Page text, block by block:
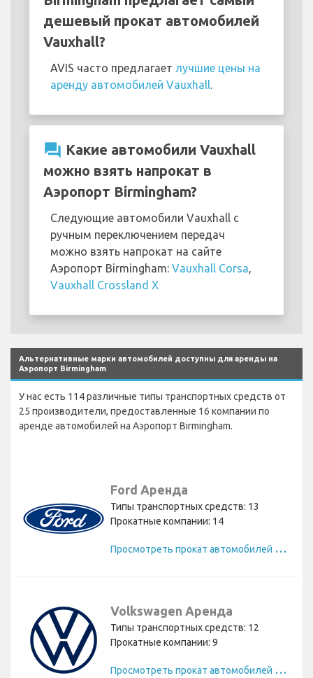
дешевый прокат автомобилей
Vauxhall?
AVIS часто предлагает лучшие цены на
аренду автомобилей Vauxhall
question_answer Какие автомобили Vauxhall
можно взять напрокат в
Аэропорт Birmingham?
Следующие автомобили Vauxhall с
ручным переключением передач
можно взять напрокат на сайте
Аэропорт Birmingham: Vauxhall Corsa
Vauxhall Crossland X
Альтернативные марки автомобилей доступны для аренды на
Аэропорт Birmingham
У нас есть 114 различные типы транспортных средств от
25 производители, предоставленные 16 компании по
аренде автомобилей на Аэропорт Birmingham.
Ford Аренда
Типы транспортных средств: 13
Прокатные компании: 14
П
росмотреть прокат автомобилей Ford
Volkswagen Аренда
Типы транспортных средств: 12
Прокатные компании: 9
П
росмотреть прокат автомобилей Volkswagen